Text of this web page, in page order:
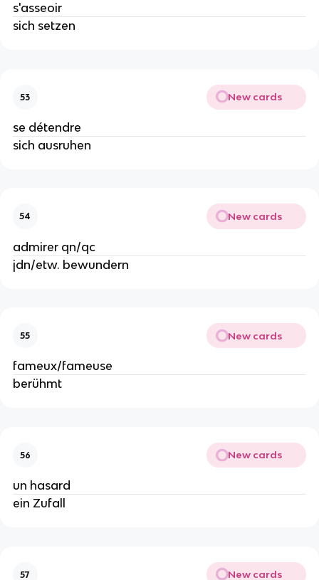
s'asseoir
sich setzen
53 New cards
se détendre
sich ausruhen
54 New cards
admirer qn/qc
jdn/etw. bewundern
55 New cards
fameux/fameuse
berühmt
56 New cards
un hasard
ein Zufall
57 New cards